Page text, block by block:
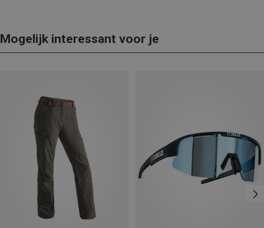
Mogelijk interessant voor je